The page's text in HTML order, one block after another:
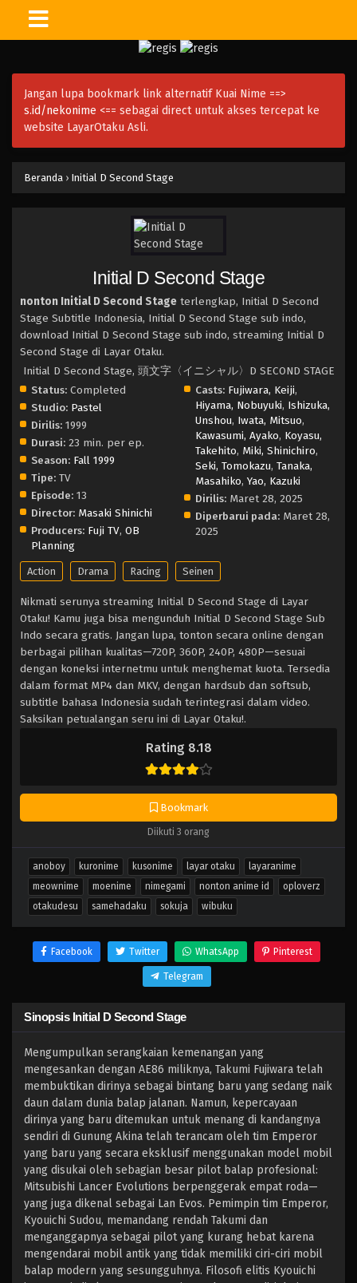
Jangan lupa bookmark link alternatif Kuai Nime ==>
s.id/nekonime <== sebagai direct untuk akses tercepat ke
website LayarOtaku Asli.
Beranda › Initial D Second Stage
Rating 8.18
Bookmark
Diikuti 3 orang
Initial D Second Stage
nonton Initial D Second Stage terlengkap, Initial D Second
Stage Subtitle Indonesia, Initial D Second Stage sub indo,
download Initial D Second Stage sub indo, streaming Initial D
Second Stage di Layar Otaku.
Initial D Second Stage, 頭文字〈イニシャル〉D SECOND STAGE
Status: Completed
Studio: Pastel
Dirilis: 1999
Durasi: 23 min. per ep.
Season: Fall 1999
Tipe: TV
Episode: 13
Director: Masaki Shinichi
Producers: Fuji TV, OB
Planning
Casts: Fujiwara, Keiji,
Hiyama, Nobuyuki, Ishizuka,
Unshou, Iwata, Mitsuo,
Kawasumi, Ayako, Koyasu,
Takehito, Miki, Shinichiro,
Seki, Tomokazu,Tanaka,
Masahiko,Yao, Kazuki
Dirilis: Maret 28, 2025
Diperbarui pada: Maret 28,
2025
Action Drama Racing Seinen
Nikmati serunya streaming Initial D Second Stage di Layar
Otaku! Kamu juga bisa mengunduh Initial D Second Stage Sub
Indo secara gratis. Jangan lupa, tonton secara online dengan
berbagai pilihan kualitas—720P, 360P, 240P, 480P—sesuai
dengan koneksi internetmu untuk menghemat kuota. Tersedia
dalam format MP4 dan MKV, dengan hardsub dan softsub,
subtitle bahasa Indonesia sudah terintegrasi dalam video.
Saksikan petualangan seru ini di Layar Otaku!.
anoboy kuronime kusonime layar otaku
layaranime
meownime
moenime nimegami nonton anime id
oploverz
otakudesu
samehadaku sokuja wibuku
Facebook Twitter WhatsApp Pinterest
Telegram
Sinopsis Initial D Second Stage
Mengumpulkan serangkaian kemenangan yang
mengesankan dengan AE86 miliknya, Takumi Fujiwara telah
membuktikan dirinya sebagai bintang baru yang sedang naik
daun dalam dunia balap jalanan. Namun, kepercayaan
dirinya yang baru ditemukan untuk menang di kandangnya
sendiri di Gunung Akina telah terancam oleh tim Emperor
yang baru yang secara eksklusif menggunakan model mobil
yang disukai oleh sebagian besar pilot balap profesional:
Mitsubishi Lancer Evolutions berpenggerak empat roda—
yang juga dikenal sebagai Lan Evos. Pemimpin tim Emperor,
Kyouichi Sudou, memandang rendah Takumi dan
menganggapnya sebagai pilot yang kurang hebat karena
mengendarai mobil antik yang tidak memiliki ciri-ciri mobil
balap modern yang sesungguhnya. Filosofi elitis Kyouichi